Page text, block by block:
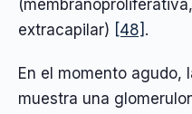
extracapilar) [48] .
En el momento agudo,
muestra una